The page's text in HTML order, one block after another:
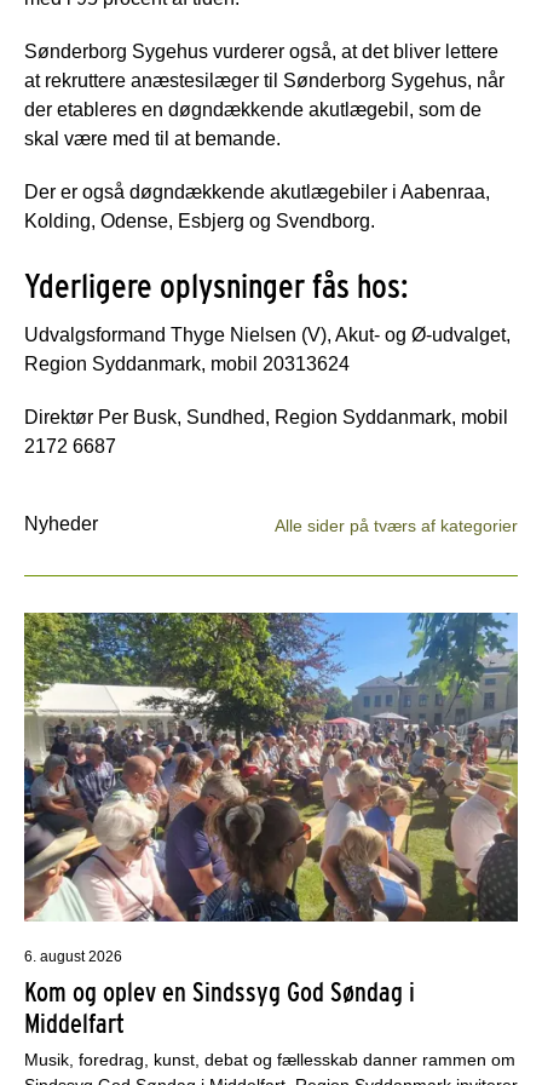
Sønderborg Sygehus vurderer også, at det bliver lettere
at rekruttere anæstesilæger til Sønderborg Sygehus, når
der etableres en døgndækkende akutlægebil, som de
skal være med til at bemande.
Der er også døgndækkende akutlægebiler i Aabenraa,
Kolding, Odense, Esbjerg og Svendborg.
Yderligere oplysninger fås hos:
Udvalgsformand Thyge Nielsen (V), Akut- og Ø-udvalget,
Region Syddanmark, mobil 20313624
Direktør Per Busk, Sundhed, Region Syddanmark, mobil
2172 6687
Nyheder Alle sider på tværs af kategorier
6. august 2026
Kom og oplev en Sindssyg God Søndag i
Middelfart
Musik, foredrag, kunst, debat og fællesskab danner rammen om